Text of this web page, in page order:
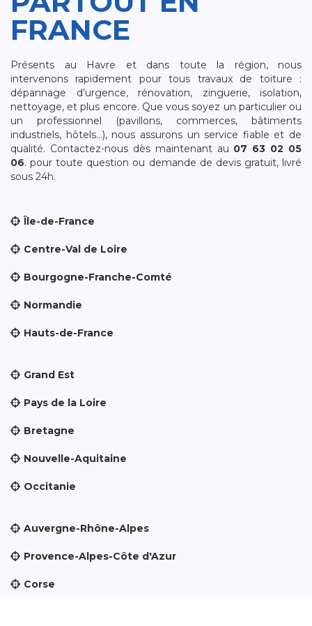
FRANCE
Présents au Havre et dans toute la région, nous
intervenons rapidement pour tous travaux de toiture :
dépannage d’urgence, rénovation, zinguerie, isolation,
nettoyage, et plus encore. Que vous soyez un particulier ou
un professionnel (pavillons, commerces, bâtiments
industriels, hôtels…), nous assurons un service fiable et de
qualité. Contactez-nous dès maintenant au 07 63 02 05
06. pour toute question ou demande de devis gratuit, livré
sous 24h.
Île-de-France
Centre-Val de Loire
Bourgogne-Franche-Comté
Normandie
Hauts-de-France
Grand Est
Pays de la Loire
Bretagne
Nouvelle-Aquitaine
Occitanie
Auvergne-Rhône-Alpes
Provence-Alpes-Côte d'Azur
Corse